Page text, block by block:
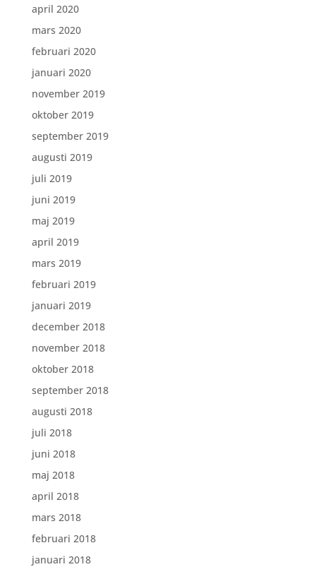
april 2020
mars 2020
februari 2020
januari 2020
november 2019
oktober 2019
september 2019
augusti 2019
juli 2019
juni 2019
maj 2019
april 2019
mars 2019
februari 2019
januari 2019
december 2018
november 2018
oktober 2018
september 2018
augusti 2018
juli 2018
juni 2018
maj 2018
april 2018
mars 2018
februari 2018
januari 2018